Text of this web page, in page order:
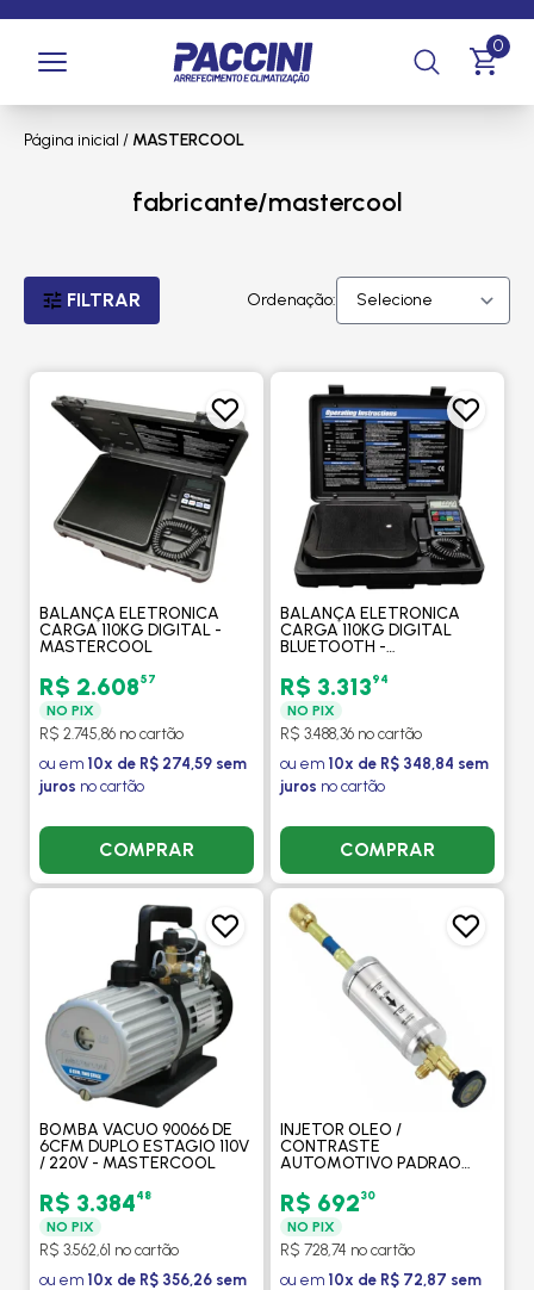
0
Página inicial / MASTERCOOL
fabricante/mastercool
FILTRAR Ordenação:
BALANÇA ELETRONICA
CARGA 110KG DIGITAL -
MASTERCOOL
R$ 2.60857
NO PIX
R$ 2.745,86 no cartão
ou em 10x de R$ 274,59 sem
juros no cartão
COMPRAR
BALANÇA ELETRONICA
CARGA 110KG DIGITAL
BLUETOOTH -
R$ 3.31394
NO PIX
R$ 3.488,36 no cartão
ou em 10x de R$ 348,84 sem
juros no cartão
COMPRAR
BOMBA VACUO 90066 DE
6CFM DUPLO ESTAGIO 110V
/ 220V - MASTERCOOL
R$ 3.38448
NO PIX
R$ 3.562,61 no cartão
ou em 10x de R$ 356,26 sem
INJETOR OLEO /
CONTRASTE
AUTOMOTIVO PADRAO
MASTERCOOL
R$ 69230
NO PIX
R$ 728,74 no cartão
ou em 10x de R$ 72,87 sem